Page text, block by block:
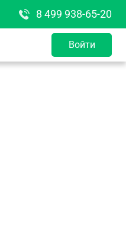
8 499 938-65-20
Войти